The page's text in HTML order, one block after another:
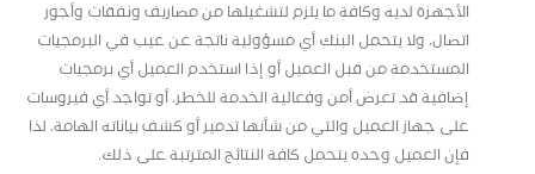
الأجهزة لديه وكافة ما يلزم لتشغيلها من مصاريف ونفقات وأجور
اتصال، ولا يتحمل البنك أي مسؤولية ناتجة عن عيب في البرمجيات
المستخدمة من قبل العميل أو إذا استخدم العميل أي برمجيات
إضافية قد تعرض أمن وفعالية الخدمة للخطر، أو تواجد أي فيروسات
على جهاز العميل والتي من شأنها تدمير أو كشف بياناته الهامة، لذا
فإن العميل وحده يتحمل كافة النتائج المترتبة على ذلك.